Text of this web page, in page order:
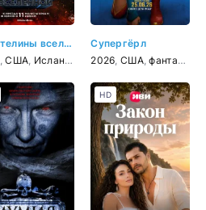
Властелины вселенной
,США Исландия Австралия, Канада ,
Супергёрл
2026 США,фантастика
HD